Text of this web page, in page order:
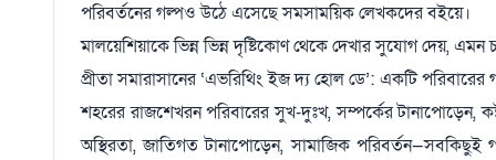
পরিবর্তনের গল্পও উঠে এসেছে সমসাময়িক লেখকদের বইয়ে।
মালয়েশিয়াকে ভিন্ন ভিন্ন দৃষ্টিকোণ থেকে দেখার সুযোগ দেয়,
প্রীতা সমারাসানের ‘এভরিথিং ইজ দ্য হোল ডে’: একটি
শহরের রাজশেখরন পরিবারের সুখ-দুঃখ, সম্পর্কের টানাপোড়েন,
অস্থিরতা, জাতিগত টানাপোড়েন, সামাজিক